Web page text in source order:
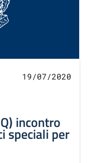
19/07/2020
incontro
speciali per